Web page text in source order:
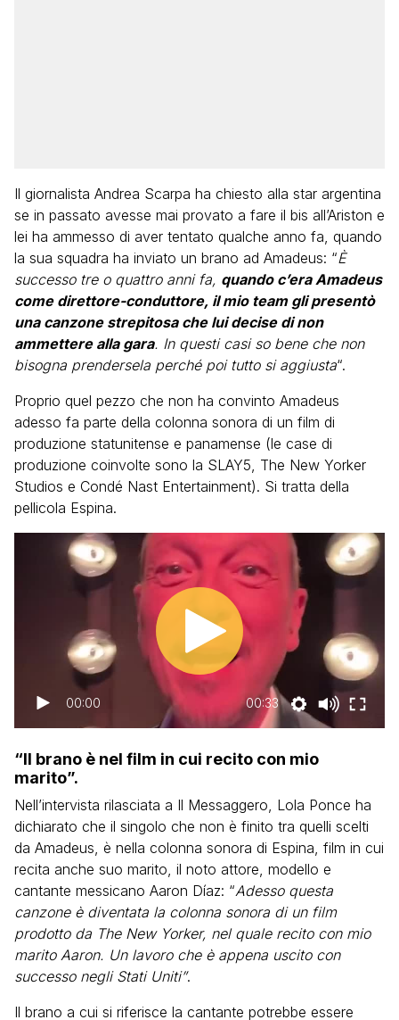
Il giornalista Andrea Scarpa ha chiesto alla star argentina
se in passato avesse mai provato a fare il bis all’Ariston e
lei ha ammesso di aver tentato qualche anno fa, quando
la sua squadra ha inviato un brano ad Amadeus: “È
successo tre o quattro anni fa, quando c’era Amadeus
come direttore-conduttore, il mio team gli presentò
una canzone strepitosa che lui decise di non
ammettere alla gara. In questi casi so bene che non
bisogna prendersela perché poi tutto si aggiusta“.
Proprio quel pezzo che non ha convinto Amadeus
adesso fa parte della colonna sonora di un film di
produzione statunitense e panamense (le case di
produzione coinvolte sono la SLAY5, The New Yorker
Studios e Condé Nast Entertainment). Si tratta della
pellicola Espina.
00:00 00:33
“Il brano è nel film in cui recito con mio
marito”.
Nell’intervista rilasciata a Il Messaggero, Lola Ponce ha
dichiarato che il singolo che non è finito tra quelli scelti
da Amadeus, è nella colonna sonora di Espina, film in cui
recita anche suo marito, il noto attore, modello e
cantante messicano Aaron Díaz: “Adesso questa
canzone è diventata la colonna sonora di un film
prodotto da The New Yorker, nel quale recito con mio
marito Aaron. Un lavoro che è appena uscito con
successo negli Stati Uniti”.
Il brano a cui si riferisce la cantante potrebbe essere